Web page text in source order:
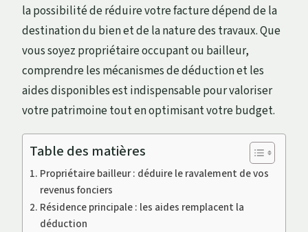
la possibilité de réduire votre facture dépend de la
destination du bien et de la nature des travaux. Que
vous soyez propriétaire occupant ou bailleur,
comprendre les mécanismes de déduction et les
aides disponibles est indispensable pour valoriser
votre patrimoine tout en optimisant votre budget.
Table des matières
Propriétaire bailleur : déduire le ravalement de vos
revenus fonciers
Résidence principale : les aides remplacent la
déduction